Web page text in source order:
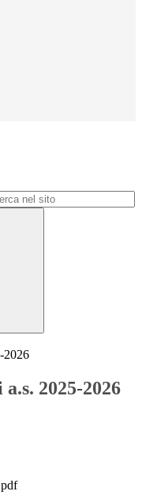
2026
2025-2026